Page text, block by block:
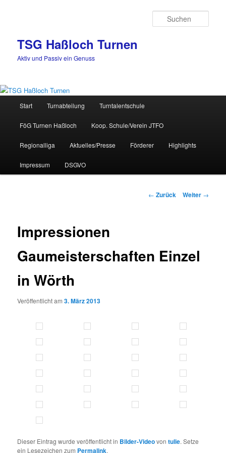
TSG Haßloch Turnen
Aktiv und Passiv ein Genuss
Start Turnabteilung Turntalentschule
FöG Turnen Haßloch Koop. Schule/Verein JTFO
Regionalliga Aktuelles/Presse Förderer Highlights
Impressum DSGVO
Beitrags-
← Zurück Weiter →
Impressionen
Gaumeisterschaften Einzel
in Wörth
Veröffentlicht am3. März 2013
Dieser Eintrag wurde veröffentlicht in Bilder-Videovontulie. Setze
ein Lesezeichen zum Permalink.